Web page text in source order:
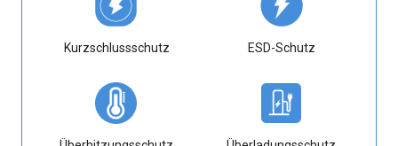
Kurzschlussschutz ESD-Schutz